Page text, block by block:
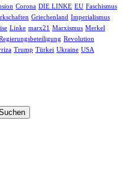
Corona DIE LINKE EU Faschismus
Griechenland Imperialismus
Linke marx21 Marxismus Merkel
Revolution
Trump Türkei Ukraine USA